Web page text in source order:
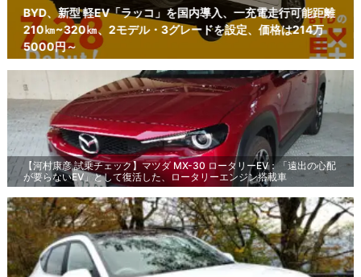
BYD、新型 軽EV「ラッコ」を国内導入、一充電走行可能距離
210㎞~320㎞、2モデル・3グレードを設定、価格は214万
5000円～
【河村康彦 試乗チェック】マツダ MX-30 ロータリーEV：「遠出の心配
が要らないEV」として復活した、ロータリーエンジン搭載車